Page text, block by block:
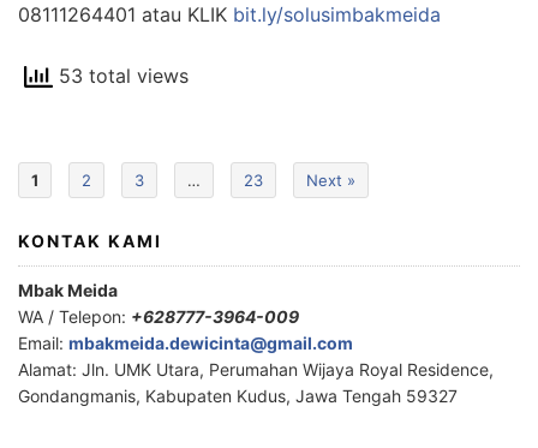
08111264401 atau KLIK bit.ly/solusimbakmeida
53 total views
1 2 3 … 23 Next »
KONTAK KAMI
Mbak Meida
WA / Telepon: +628777-3964-009
Email: mbakmeida.dewicinta@gmail.com
Alamat: Jln. UMK Utara, Perumahan Wijaya Royal Residence,
Gondangmanis, Kabupaten Kudus, Jawa Tengah 59327